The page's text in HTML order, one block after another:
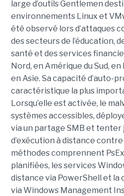
large d’outils Gentlemen
environnements Linux et
été observé lors d’attaques
des secteurs de l’éducation,
santé et des services
Nord, en Amérique du Sud,
en Asie. Sa capacité d’auto-
caractéristique la plus
Lorsqu’elle est activée, le
systèmes accessibles,
via un partage SMB et tenter
d’exécution à distance
méthodes comprennent
planifiées, les services
distance via PowerShell et la
via Windows Management